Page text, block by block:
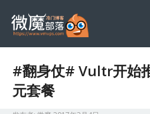
#翻身仗# Vultr开始
元套餐